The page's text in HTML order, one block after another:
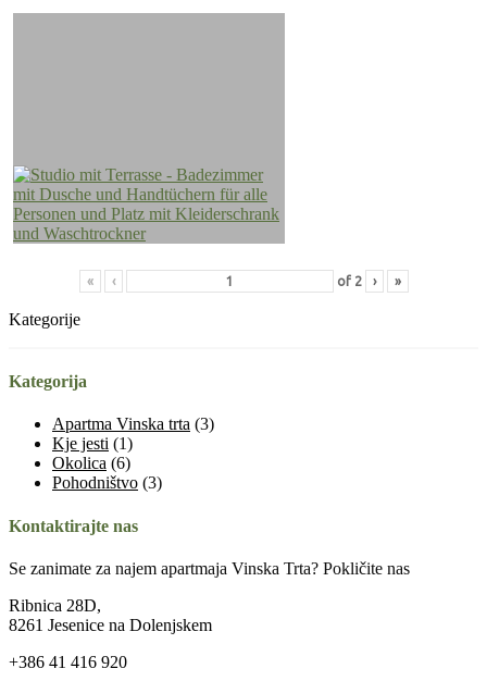
« ‹ of 2 › »
Kategorije
Kategorija
Apartma Vinska trta (3)
Kje jesti (1)
Okolica (6)
Pohodništvo (3)
Kontaktirajte nas
Se zanimate za najem apartmaja Vinska Trta? Pokličite nas
Ribnica 28D,
8261 Jesenice na Dolenjskem
+386 41 416 920